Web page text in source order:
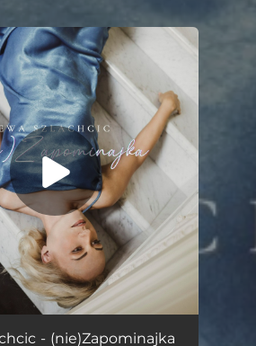
all set!
03:57
- (nie)Zapominajka